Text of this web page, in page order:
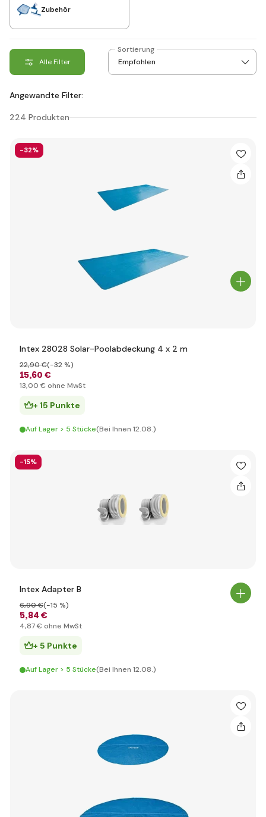
Zubehör
Alle Filter
Sortierung
Angewandte Filter:
224 Produkten
-32%
Intex 28028 Solar-Poolabdeckung 4 x 2 m
15,60 €
22,90 €(-32 %)
13,00 € ohne MwSt
+ 15 Punkte
Auf Lager > 5 Stücke(Bei Ihnen 12.08.)
-15%
Intex Adapter B
5,84 €
6,90 €(-15 %)
4,87 € ohne MwSt
+ 5 Punkte
Auf Lager > 5 Stücke(Bei Ihnen 12.08.)